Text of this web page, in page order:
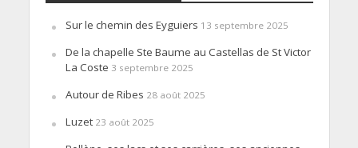
Sur le chemin des Eyguiers 13 septembre 2025
De la chapelle Ste Baume au Castellas de St Victor
La Coste 3 septembre 2025
Autour de Ribes 28 août 2025
Luzet 23 août 2025